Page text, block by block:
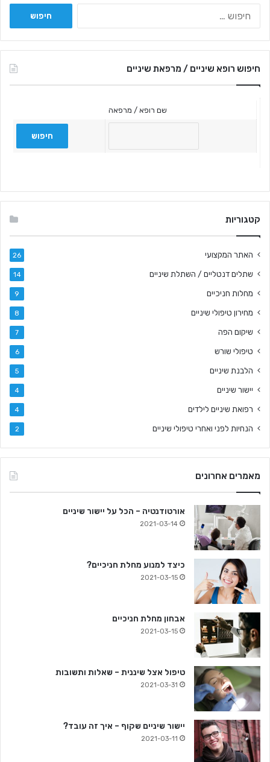
חיפוש רופא שיניים / מרפאת שיניים
שם רופא / מרפאה
קטגוריות
האתר המקצועי 26
שתלים דנטליים / השתלת שיניים 14
מחלות חניכיים 9
מחירון טיפולי שיניים 8
שיקום הפה 7
טיפולי שורש 6
הלבנת שיניים 5
יישור שיניים 4
רפואת שיניים לילדים 4
הנחיות לפני ואחרי טיפולי שיניים 2
מאמרים אחרונים
אורטודנטיה – הכל על יישור שיניים
2021-03-14
כיצד למנוע מחלת חניכיים?
2021-03-15
אבחון מחלת חניכיים
2021-03-15
טיפול אצל שיננית – שאלות ותשובות
2021-03-31
יישור שיניים שקוף – איך זה עובד?
2021-03-11